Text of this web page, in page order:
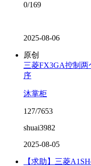
0/169
2025-08-06
原创
三菱FX3GA控制
序
沐掌柜
127/7653
shuai3982
2025-08-05
【求助】三菱